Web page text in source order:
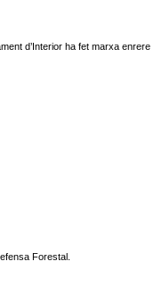
d’Interior ha fet marxa enrere
Forestal.